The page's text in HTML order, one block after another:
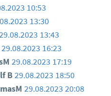
10:53
13:30
13:43
29.08.2023 16:23
29.08.2023 17:19
B29.08.2023 18:50
29.08.2023 20:08